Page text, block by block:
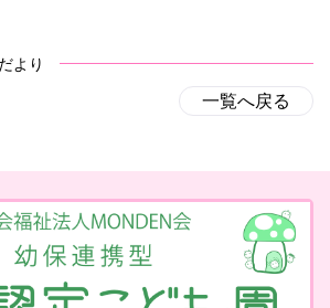
より
一覧へ戻る